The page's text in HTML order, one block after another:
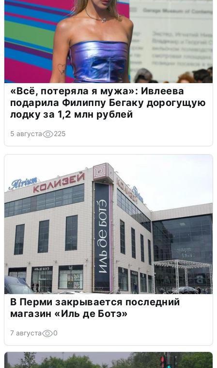
«Всё, потеряла я мужа»: Ивлеева
подарила Филиппу Бегаку дорогущую
лодку за 1,2 млн рублей
5 августа 225
В Перми закрывается последний
магазин «Иль де Ботэ»
7 августа 0